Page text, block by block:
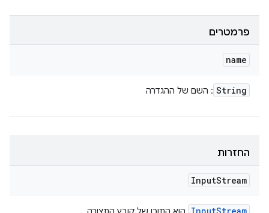
פרמטרים
name
String : השם של ההגדרה
החזרות
InputStream